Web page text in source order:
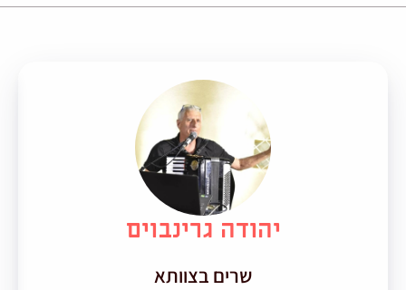
יהודה גרינבוים
שרים בצוותא